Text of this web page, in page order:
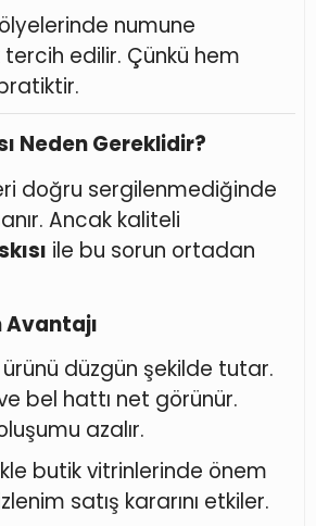
numune
tercih edilir. Çünkü hem
Neden Gereklidir?
doğru sergilenmediğinde
Ancak kaliteli
ile bu sorun ortadan
Avantajı
ürünü düzgün şekilde tutar.
bel hattı net görünür.
oluşumu azalır.
butik vitrinlerinde önem
satış kararını etkiler.